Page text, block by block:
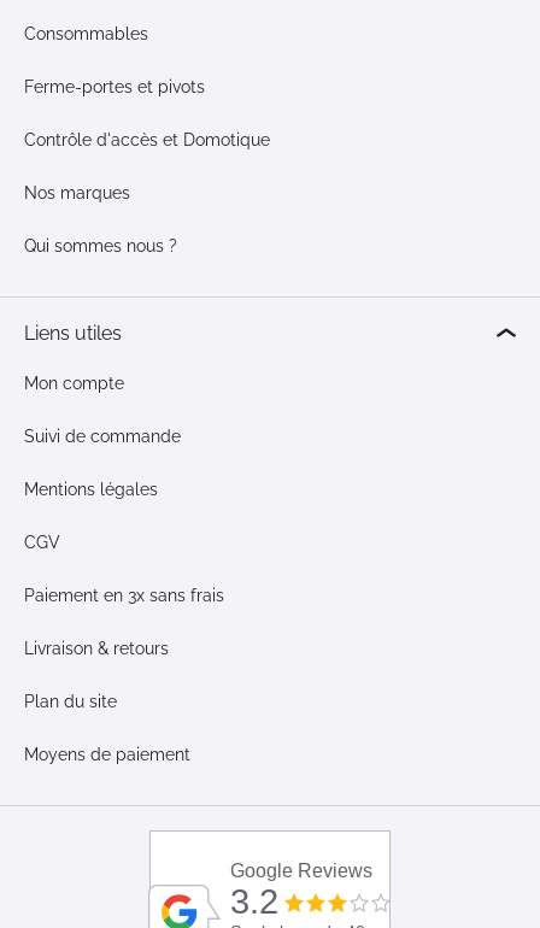
Consommables
Ferme-portes et pivots
Contrôle d'accès et Domotique
Nos marques
Qui sommes nous ?
Liens utiles
Mon compte
Suivi de commande
Mentions légales
CGV
Paiement en 3x sans frais
Livraison & retours
Plan du site
Moyens de paiement
Google Reviews
3.2